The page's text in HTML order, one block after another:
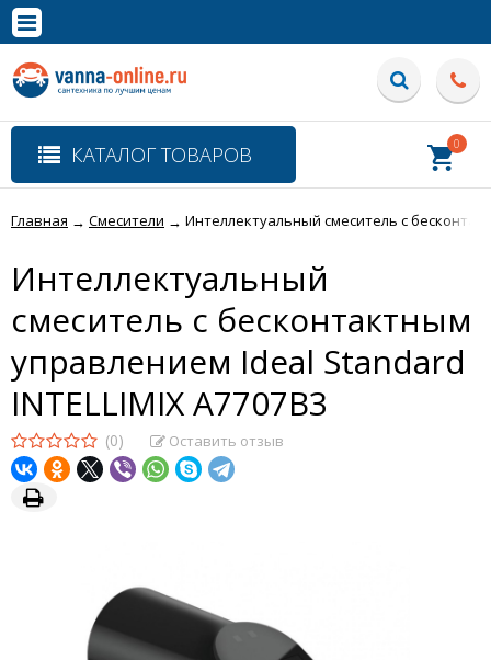
Полная версия сайта
КАТАЛОГ ТОВАРОВ 0
Главная → Смесители → Интеллектуальный смеситель с
Интеллектуальный
смеситель с бесконтактным
управлением Ideal Standard
INTELLIMIX A7707B3
(0) Оставить отзыв